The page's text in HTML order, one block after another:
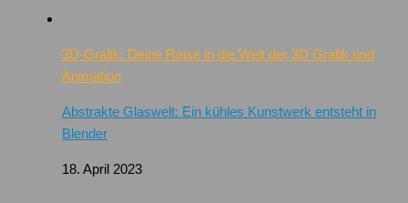
3D-Grafik: Deine Reise in die Welt der 3D Grafik und
Animation
Abstrakte Glaswelt: Ein kühles Kunstwerk entsteht in
Blender
18. April 2023